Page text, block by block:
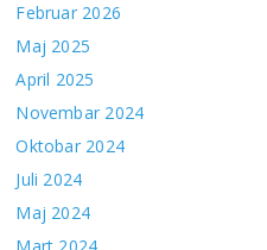
Februar 2026
Maj 2025
April 2025
Novembar 2024
Oktobar 2024
Juli 2024
Maj 2024